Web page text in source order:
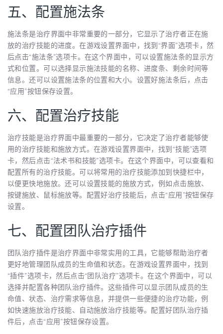
五、配置施法条
施法条是治疗界面中非常重要的一部分，它显示了治疗者正在施
放的治疗技能的进度。在游戏设置界面中，找到“界面”选项卡，然
后点击“施法条”选项卡。在这个界面中，可以设置施法条的显示方
式和位置。可以选择显示施法技能的名称、进度条、剩余时间等
信息。还可以设置施法条的位置和大小。设置好施法条后，点击
“应用”按钮保存设置。
六、配置治疗技能
治疗技能是治疗界面中最重要的一部分，它决定了治疗者能够使
用的治疗技能和施放方式。在游戏设置界面中，找到“技能”选项
卡，然后点击“法术书和技能”选项卡。在这个界面中，可以查看和
配置所有的治疗技能。可以将常用的治疗技能添加到快捷栏中，
以便更快地施放。还可以设置技能的施放方式，例如点击施放、
按键施放、鼠标施放等。配置好治疗技能后，点击“应用”按钮保存
设置。
七、配置团队治疗插件
团队治疗插件是治疗界面中非常实用的工具，它能够帮助治疗者
更好地管理团队成员的生命值和状态。在游戏设置界面中，找到
“插件”选项卡，然后点击“团队治疗”选项卡。在这个界面中，可以
选择并配置各种团队治疗插件。这些插件可以显示团队成员的生
命值、状态、治疗需求等信息，并提供一些便捷的治疗功能，例
如快速施放治疗技能、自动施放治疗技能等。配置好团队治疗插
件后，点击“应用”按钮保存设置。